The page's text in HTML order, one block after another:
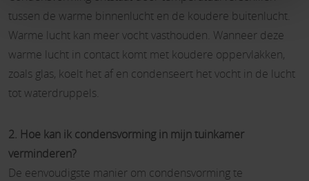
tussen de warme binnenlucht en de koudere buitenlucht.
Warme lucht kan meer vocht vasthouden. Wanneer deze
warme lucht in contact komt met koudere oppervlakken,
zoals glas, koelt het af en condenseert het vocht in de lucht
tot waterdruppels.
2. Hoe kan ik condensvorming in mijn tuinkamer
verminderen?
De eenvoudigste manier om condensvorming te